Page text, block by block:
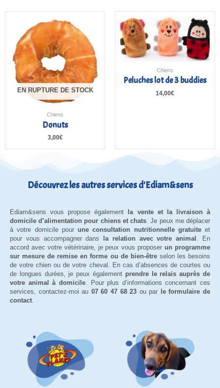
EN RUPTURE DE STOCK
Chiens
Donuts
3,00€
Chiens
Peluches lot de 3 buddies
14,00€
Découvrez les autres services d'Ediam&sens
Ediam&sens vous propose également la vente et la livraison à
domicile d’alimentation pour chiens et chats . Je peux me déplacer
à votre domicile pour une consultation nutritionnelle gratuiteet
pour vous accompagner dans la relation avec votre animal . En
accord avec votre vétérinaire, je peux vous proposerun programme
sur mesure de remise en forme ou de bien-êtreselon les besoins
de votre chien ou de votre cheval. En cas d’absences de courtes ou
de longues durées, je peux également prendre le relais auprès de
votre animal à domicile. Pour plus d’informations concernant ces
services, contactez-moi au 07 60 47 68 23 ou par le formulaire de
contact